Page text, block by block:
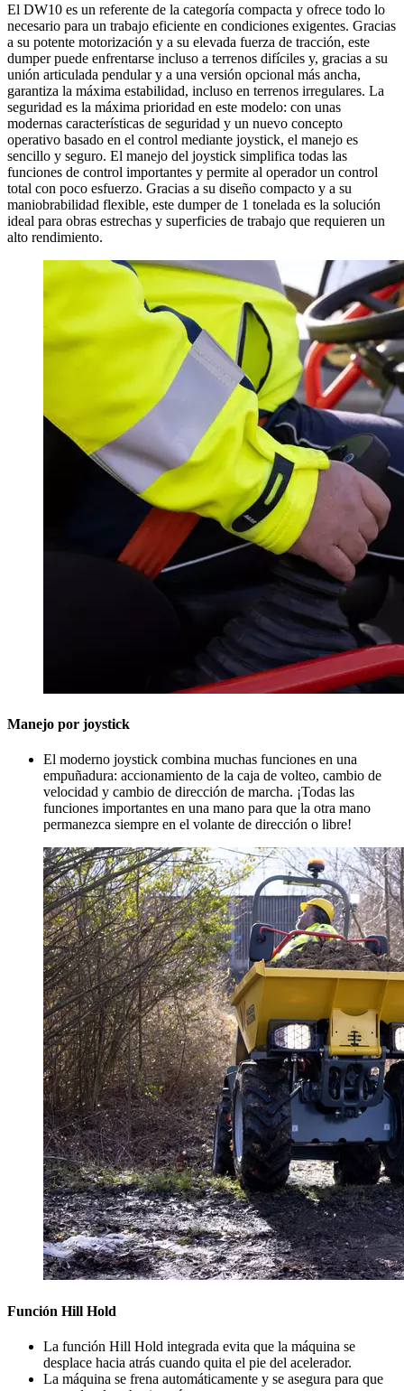
El DW10 es un referente de la categoría compacta y ofrece todo lo
necesario para un trabajo eficiente en condiciones exigentes. Gracias
a su potente motorización y a su elevada fuerza de tracción, este
dumper puede enfrentarse incluso a terrenos difíciles y, gracias a su
unión articulada pendular y a una versión opcional más ancha,
garantiza la máxima estabilidad, incluso en terrenos irregulares. La
seguridad es la máxima prioridad en este modelo: con unas
modernas características de seguridad y un nuevo concepto
operativo basado en el control mediante joystick, el manejo es
sencillo y seguro. El manejo del joystick simplifica todas las
funciones de control importantes y permite al operador un control
total con poco esfuerzo. Gracias a su diseño compacto y a su
maniobrabilidad flexible, este dumper de 1 tonelada es la solución
ideal para obras estrechas y superficies de trabajo que requieren un
alto rendimiento.
Manejo por joystick
El moderno joystick combina muchas funciones en una
empuñadura: accionamiento de la caja de volteo, cambio de
velocidad y cambio de dirección de marcha. ¡Todas las
funciones importantes en una mano para que la otra mano
permanezca siempre en el volante de dirección o libre!
Función Hill Hold
La función Hill Hold integrada evita que la máquina se
desplace hacia atrás cuando quita el pie del acelerador.
La máquina se frena automáticamente y se asegura para que